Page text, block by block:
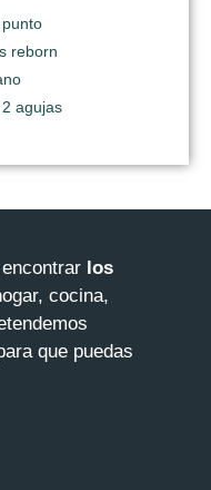
reborn
agujas
los
cocina,
que puedas